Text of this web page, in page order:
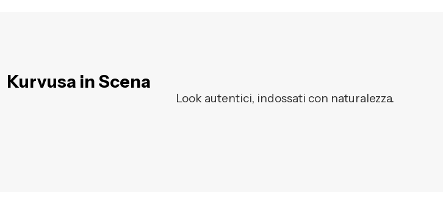
Kurvusa in Scena
Look autentici, indossati con naturalezza.